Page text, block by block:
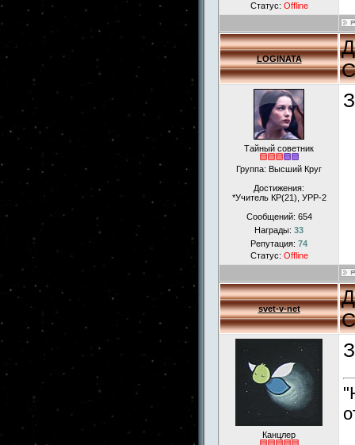
Статус: Offline
LOGINATA
Тайный советник
Группа: Высший Круг
Достижения:
*Учитель КР(21), УРР-2
Сообщений: 654
Награды: 33
Репутация: 74
Статус: Offline
svet-v-net
Канцлер